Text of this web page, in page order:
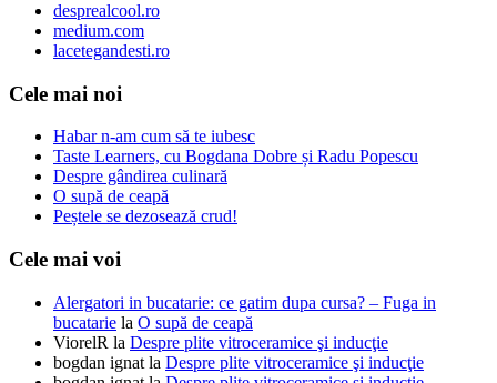
desprealcool.ro
medium.com
lacetegandesti.ro
Cele mai noi
Habar n-am cum să te iubesc
Taste Learners, cu Bogdana Dobre și Radu Popescu
Despre gândirea culinară
O supă de ceapă
Peștele se dezosează crud!
Cele mai voi
Alergatori in bucatarie: ce gatim dupa cursa? – Fuga in
bucatarie la O supă de ceapă
ViorelR la Despre plite vitroceramice şi inducţie
bogdan ignat la Despre plite vitroceramice şi inducţie